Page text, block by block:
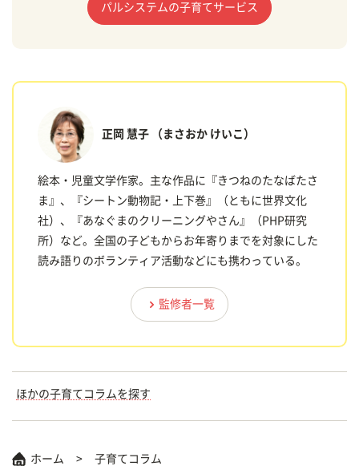
パルシステムの子育てサービス
正岡 慧子 （まさおか けいこ）
絵本・児童文学作家。主な作品に『きつねのたなばたさ
ま』、『シートン動物記・上下巻』（ともに世界文化
社）、『あなぐまのクリーニングやさん』（PHP研究
所）など。全国の子どもからお年寄りまでを対象にした
読み語りのボランティア活動などにも携わっている。
監修者一覧
ほかの子育てコラムを探す
ホーム 子育てコラム